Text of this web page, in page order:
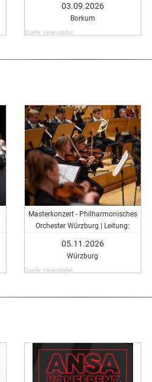
03.09.2026
Borkum
Quelle: Veranstalter
Masterkonzert - Philharmonisches
Orchester Würzburg | Leitung:
05.11.2026
Würzburg
Quelle: Veranstalter